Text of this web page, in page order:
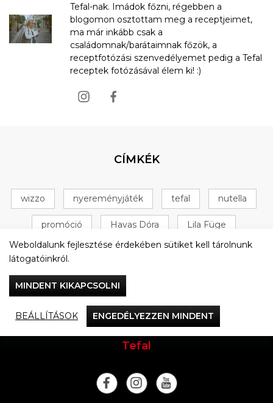
Tefal-nak. Imádok főzni, régebben a
blogomon osztottam meg a receptjeimet,
ma már inkább csak a
családomnak/barátaimnak főzök, a
receptfotózási szenvedélyemet pedig a Tefal
receptek fotózásával élem ki! :)
CÍMKÉK
wizzo nyereményjáték tefal nutella
promóció Havas Dóra Lila Füge
serpenyő játékszabályzat + 16 következő
Vacsorázzunk együtt
Tefal
Weboldalunk fejlesztése érdekében sütiket kell tárolnunk
látogatóinkról.
MINDENT KIKAPCSOLNI
BEÁLLÍTÁSOK ENGEDÉLYEZZEN MINDENT